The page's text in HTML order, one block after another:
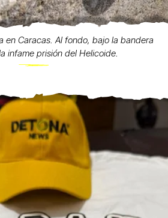
en Caracas. Al fondo, bajo la bandera
infame prisión del Helicoide.